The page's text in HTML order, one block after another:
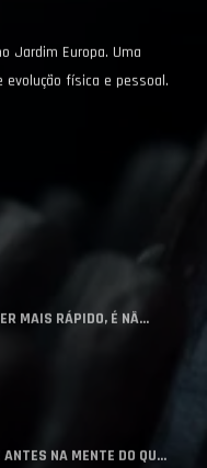
Jardim Europa. Uma
evolução física e pessoal.
MAIS RÁPIDO, É NÃ...
NA MENTE DO QU...